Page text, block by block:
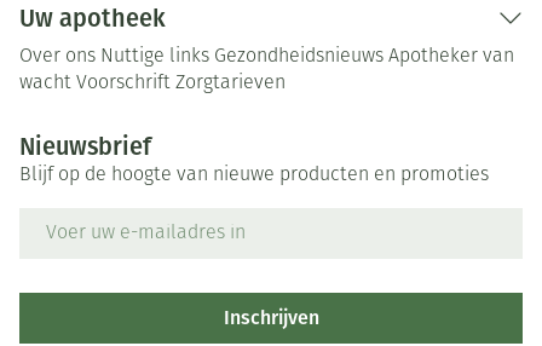
Uw apotheek
Over ons Nuttige links Gezondheidsnieuws Apotheker van
wacht Voorschrift Zorgtarieven
Nieuwsbrief
Blijf op de hoogte van nieuwe producten en promoties
Inschrijven